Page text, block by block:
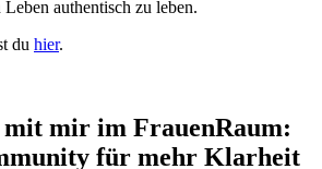
authentisch zu leben.
du hier.
mit mir im FrauenRaum:
für mehr Klarheit